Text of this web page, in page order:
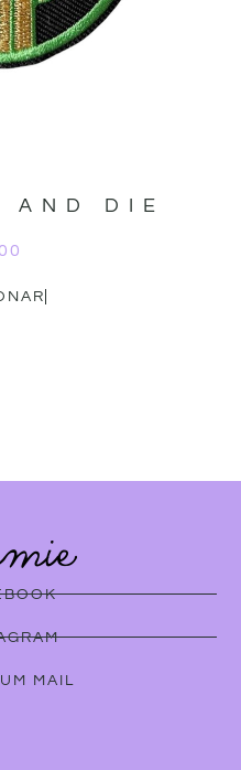
AND DIE
MAIL